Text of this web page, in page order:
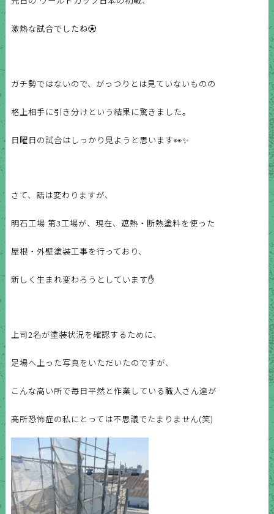
激熱な試合でしたね⚽
ガチ勢ではないので、がっつりとは見ていないものの
格上相手に引き分けという結果に驚きました。
日曜日の試合はしっかり見ようと思います👀✨
さて、話は変わりますが、
明石工場 第3工場が、 現在、遮熱・断熱塗料を使った
屋根・外壁塗装工事を行っており、
新しく生まれ変わろうとしています✋
上司2名が塗装状況を確認するために、
足場へ上った写真をいただいたのですが、
こんな高い所で毎日平然と作業している職人さん達が
高所恐怖症の私にとっては不思議でたまりません(笑)